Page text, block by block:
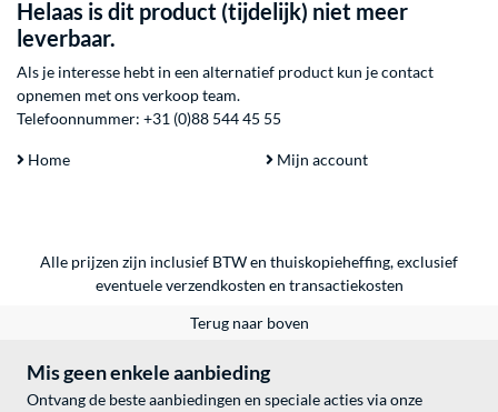
Helaas is dit product (tijdelijk) niet meer
leverbaar.
Als je interesse hebt in een alternatief product kun je contact
opnemen met ons verkoop team.
Telefoonnummer: +31 (0)88 544 45 55
Home Mijn account
Alle prijzen zijn inclusief BTW en thuiskopieheffing, exclusief
eventueleverzendkosten en transactiekosten
Terug naar boven
Mis geen enkele aanbieding
Ontvang de beste aanbiedingen en speciale acties via onze